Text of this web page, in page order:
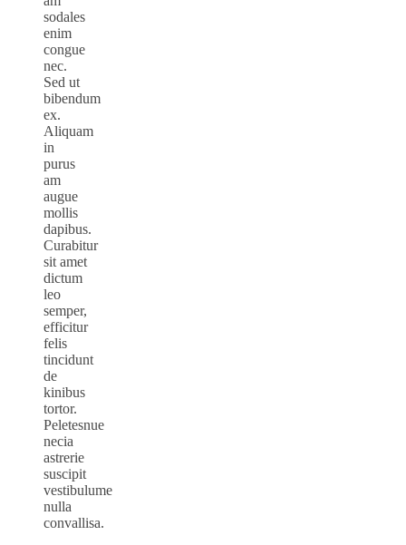
sodales
enim
congue
nec.
Sed ut
bibendum
ex.
Aliquam
in
purus
am
augue
mollis
dapibus.
Curabitur
sit amet
dictum
leo
semper,
efficitur
felis
tincidunt
de
kinibus
tortor.
Peletesnue
necia
astrerie
suscipit
vestibulume
nulla
convallisa.